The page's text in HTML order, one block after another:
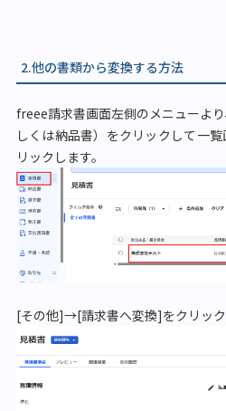
2.他の書類から変換する方法
freee請求書画面左側のメニューよ
しくは納品書）をクリックして一
リックします。
[その他]→[請求書へ変換]をクリック